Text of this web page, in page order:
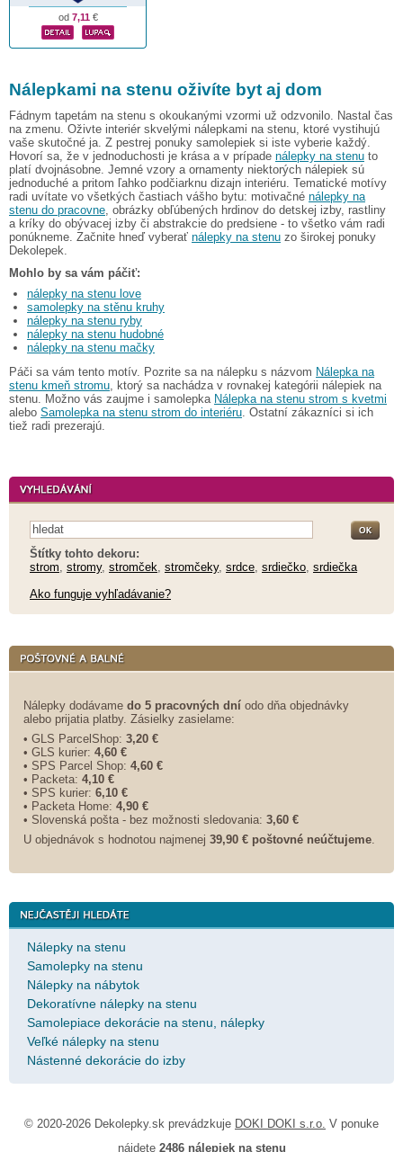
od 7,11€
Nálepkami na stenu oživíte byt aj dom
Fádnym tapetám na stenu s okoukanými vzormi už odzvonilo. Nastal čas
na zmenu. Oživte interiér skvelými nálepkami na stenu, ktoré vystihujú
vaše skutočné ja. Z pestrej ponuky samolepiek si iste vyberie každý.
Hovorí sa, že v jednoduchosti je krása a v prípade nálepky na stenu to
platí dvojnásobne. Jemné vzory a ornamenty niektorých nálepiek sú
jednoduché a pritom ľahko podčiarknu dizajn interiéru. Tematické motívy
radi uvítate vo všetkých častiach vášho bytu: motivačné nálepky na
stenu do pracovne , obrázky obľúbených hrdinov do detskej izby, rastliny
a kríky do obývacej izby či abstrakcie do predsiene - to všetko vám radi
ponúkneme. Začnite hneď vyberať nálepky na stenu zo širokej ponuky
Dekolepek.
Mohlo by sa vám páčiť:
nálepky na stenu love
samolepky na stěnu kruhy
nálepky na stenu ryby
nálepky na stenu hudobné
nálepky na stenu mačky
Páči sa vám tento motív. Pozrite sa na nálepku s názvom Nálepka na
stenu kmeň stromu , ktorý sa nachádza v rovnakej kategórii nálepiek na
stenu. Možno vás zaujme i samolepka Nálepka na stenu strom s kvetmi
alebo Samolepka na stenu strom do interiéru . Ostatní zákazníci si ich
tiež radi prezerajú.
Štítky tohto dekoru:
strom stromy, stromček stromčeky, srdce srdiečko srdiečka
Ako funguje vyhľadávanie?
Nálepky dodávame do 5 pracovných dní odo dňa objednávky
alebo prijatia platby. Zásielky zasielame:
• GLS ParcelShop: 3,20 €
• GLS kurier: 4,60 €
• SPS Parcel Shop: 4,60 €
• Packeta: 4,10 €
• SPS kurier: 6,10 €
• Packeta Home: 4,90 €
• Slovenská pošta - bez možnosti sledovania: 3,60 €
U objednávok s hodnotou najmenej 39,90 € poštovné neúčtujeme
Nálepky na stenu
Samolepky na stenu
Nálepky na nábytok
Dekoratívne nálepky na stenu
Samolepiace dekorácie na stenu, nálepky
Veľké nálepky na stenu
Nástenné dekorácie do izby
© 2020-2026 Dekolepky.sk prevádzkuje DOKI DOKI s.r.o. V ponuke
nájdete 2486 nálepiek na stenu